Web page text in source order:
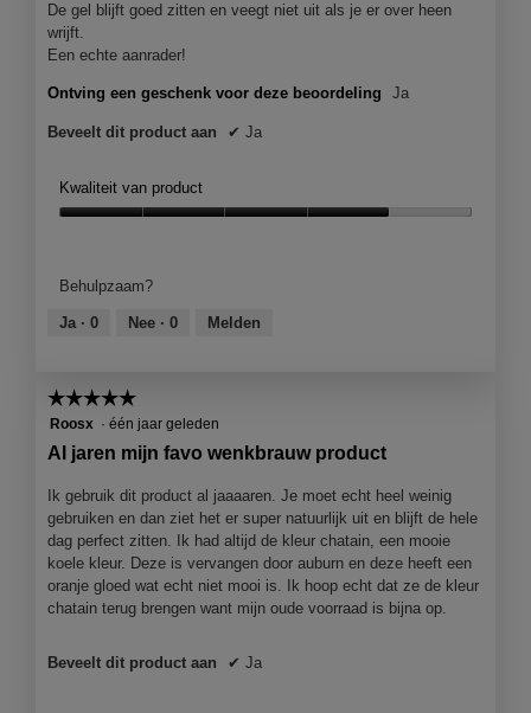
De gel blijft goed zitten en veegt niet uit als je er over heen
wrijft.
Een echte aanrader!
Ontving een geschenk voor deze beoordeling Ja
Beveelt dit product aan ✔ Ja
Kwaliteit van product
4
van
Behulpzaam?
Ja · 0 Nee · 0 Melden
☆☆☆☆☆
☆☆☆☆☆
5
van
sterren.
Roosx · één jaar geleden
Al jaren mijn favo wenkbrauw product
Ik gebruik dit product al jaaaaren. Je moet echt heel weinig
gebruiken en dan ziet het er super natuurlijk uit en blijft de hele
dag perfect zitten. Ik had altijd de kleur chatain, een mooie
koele kleur. Deze is vervangen door auburn en deze heeft een
oranje gloed wat echt niet mooi is. Ik hoop echt dat ze de kleur
chatain terug brengen want mijn oude voorraad is bijna op.
Beveelt dit product aan ✔ Ja